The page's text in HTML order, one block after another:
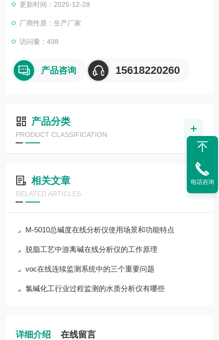
更新时间：2025-12-28
厂商性质：生产厂家
访问量：498
产品咨询 15618220260
产品分类
PRODUCT CLASSIFICATION
相关文章
RELATED ARTICLES
M-5010总碱度在线分析仪使用场景和功能特点
脱脂工艺中游离碱在线分析仪的工作原理
voc在线连续监测系统中的三个重要问题
氯碱化工行业过程监测的水质分析仪有哪些
详细介绍 在线留言
电话咨询